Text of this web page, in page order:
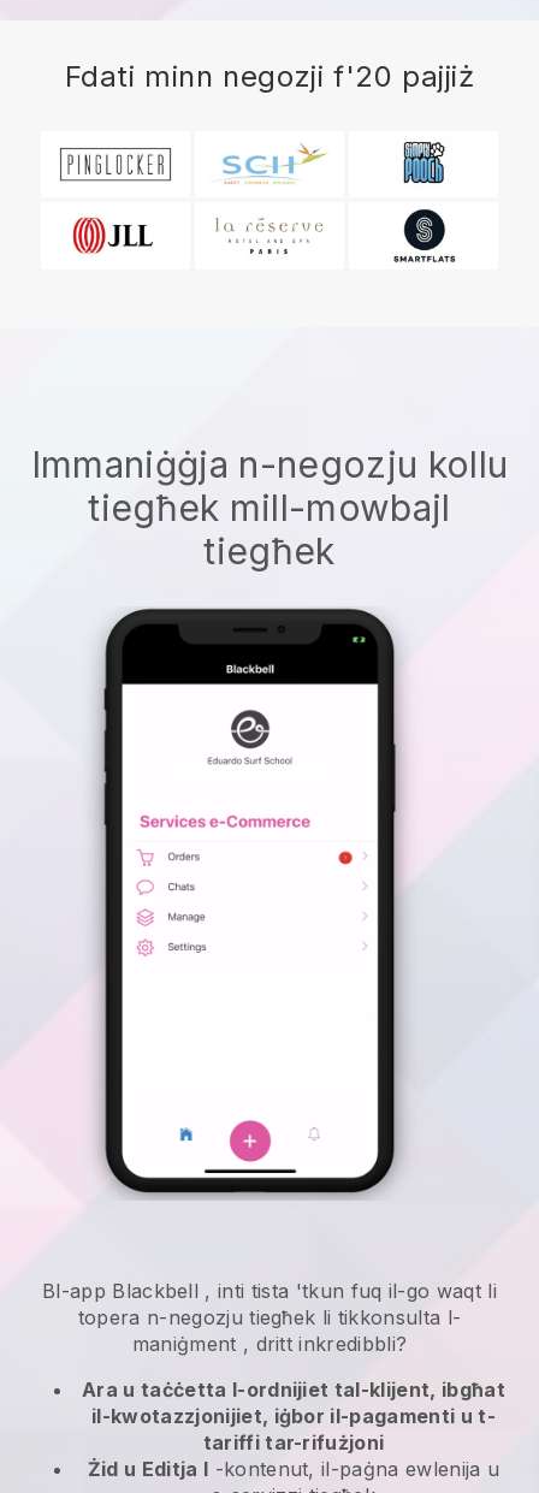
Fdati minn negozji f'20 pajjiż
Immaniġġja n-negozju kollu
tiegħek mill-mowbajl
tiegħek
Bl-app Blackbell ,inti tista 'tkun fuq il-go waqt li
topera n-negozju tiegħek li tikkonsulta l-
maniġment , dritt inkredibbli?
Ara u taċċetta l-ordnijiet tal-klijent, ibgħat
il-kwotazzjonijiet, iġbor il-pagamenti u t-
tariffi tar-rifużjoni
Żid u Editja l -kontenut, il-paġna ewlenija u